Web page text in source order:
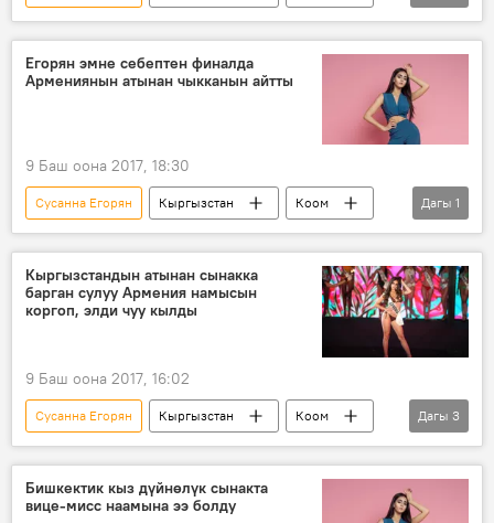
Жаңылыктар
Соцтармактардагы кызыктар
Кундуз Канатбекова
социалдык тармак
бий
ай той
Егорян эмне себептен финалда
Армениянын атынан чыкканын айтты
9 Баш оона 2017, 18:30
Сусанна Егорян Кыргызстан
Коом
Жаңылыктар
Дагы 1
Кыргызстандын атынан сынакка
барган сулуу Армения намысын
коргоп, элди чуу кылды
9 Баш оона 2017, 16:02
Сусанна Егорян Кыргызстан
Коом
Жаңылыктар
Ливан
сулуулук сынагы
Дагы 3
Бишкектик кыз дүйнөлүк сынакта
вице-мисс наамына ээ болду